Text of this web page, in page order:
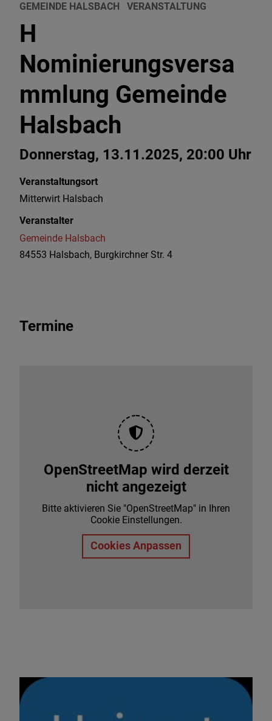
GEMEINDE HALSBACH VERANSTALTUNG
H
Nominierungsversa
mmlung Gemeinde
Halsbach
Donnerstag, 13.11.2025, 20:00 Uhr
Termine
Veranstaltungsort
Mitterwirt Halsbach
Veranstalter
Gemeinde Halsbach
84553 Halsbach, Burgkirchner Str. 4
OpenStreetMap wird derzeit
nicht angezeigt
Bitte aktivieren Sie "OpenStreetMap" in Ihren
Cookie Einstellungen.
Cookies Anpassen